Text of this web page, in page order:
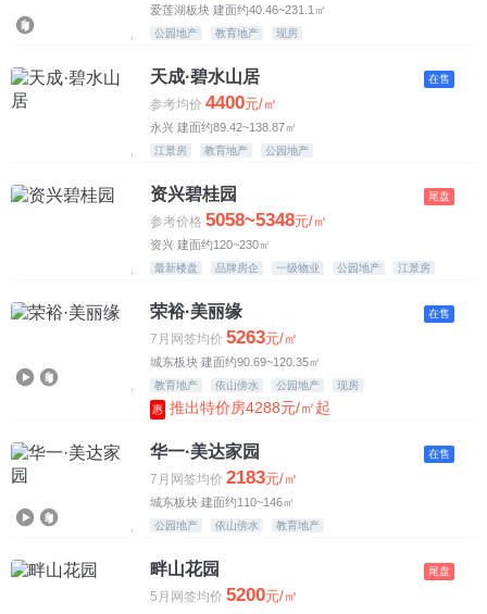
爱莲湖板块 建面约40.46~231.1㎡
公园地产 教育地产 现房
天成·碧水山居
参考均价 4400元/㎡
永兴 建面约89.42~138.87㎡
江景房 教育地产 公园地产
在售
资兴碧桂园
参考价格 5058~5348元/㎡
资兴 建面约120~230㎡
最新楼盘 品牌房企 一级物业 公园地产 江景房
尾盘
荣裕·美丽缘
7月网签均价 5263元/㎡
城东板块 建面约90.69~120.35㎡
教育地产 依山傍水 公园地产 现房
在售
惠 推出特价房4288元/㎡起
华一·美达家园
7月网签均价 2183元/㎡
城东板块 建面约110~146㎡
公园地产 依山傍水 教育地产
在售
畔山花园
5月网签均价 5200元/㎡
尾盘